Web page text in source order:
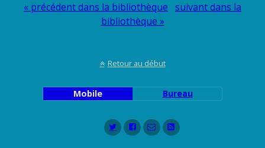
« précédent dans la bibliothèque suivant dans la
bibliothèque »
Retour au début
Mobile Bureau